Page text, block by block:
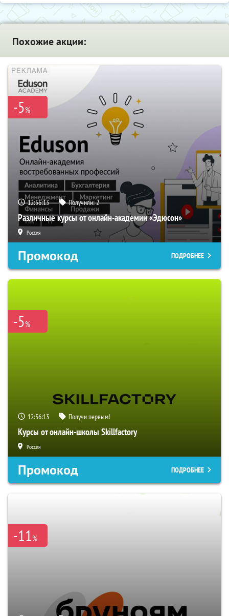
Похожие акции:
-5%
12:56:12 Получили:2
Различные курсы от онлайн-академии «Эдюсон»
Россия
Промокод ПОДРОБНЕЕ
-5%
12:56:12 Получи первым!
Курсы от онлайн-школы Skillfactory
Россия
Промокод ПОДРОБНЕЕ
-11%